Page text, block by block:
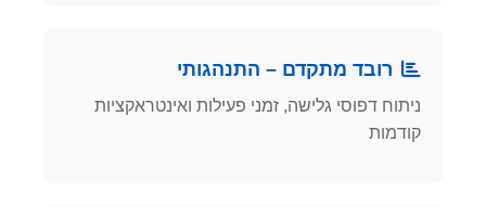
רובד מתקדם – התנהגותי
ניתוח דפוסי גלישה, זמני פעילות ואינטראקציות
קודמות